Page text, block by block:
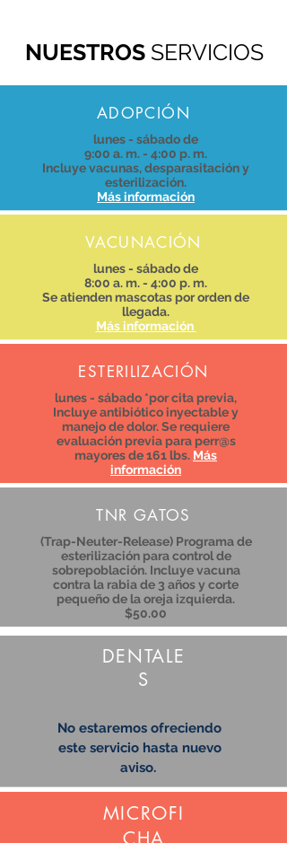
NUESTROS SERVICIOS
ADOPCIÓN
lunes - sábado de
9:00 a. m. - 4:00 p. m.
Incluye vacunas, desparasitación y
esterilización.
Más información
VACUNACIÓN
lunes - sábado de
8:00 a. m. - 4:00 p. m.
Se atienden mascotas por orden de
llegada.
Más información
ESTERILIZACIÓN
lunes - sábado *por cita previa,
Incluye antibiótico inyectable y
manejo de dolor. Se requiere
evaluación previa para perr@s
mayores de 161 lbs. Más
información
TNR GATOS
(Trap-Neuter-Release) Programa de
esterilización para control de
sobrepoblación. Incluye vacuna
contra la rabia de 3 años y corte
pequeño de la oreja izquierda.
$50.00
DENTALE
S
No estaremos ofreciendo
este servicio hasta nuevo
aviso.
MICROFI
CHA